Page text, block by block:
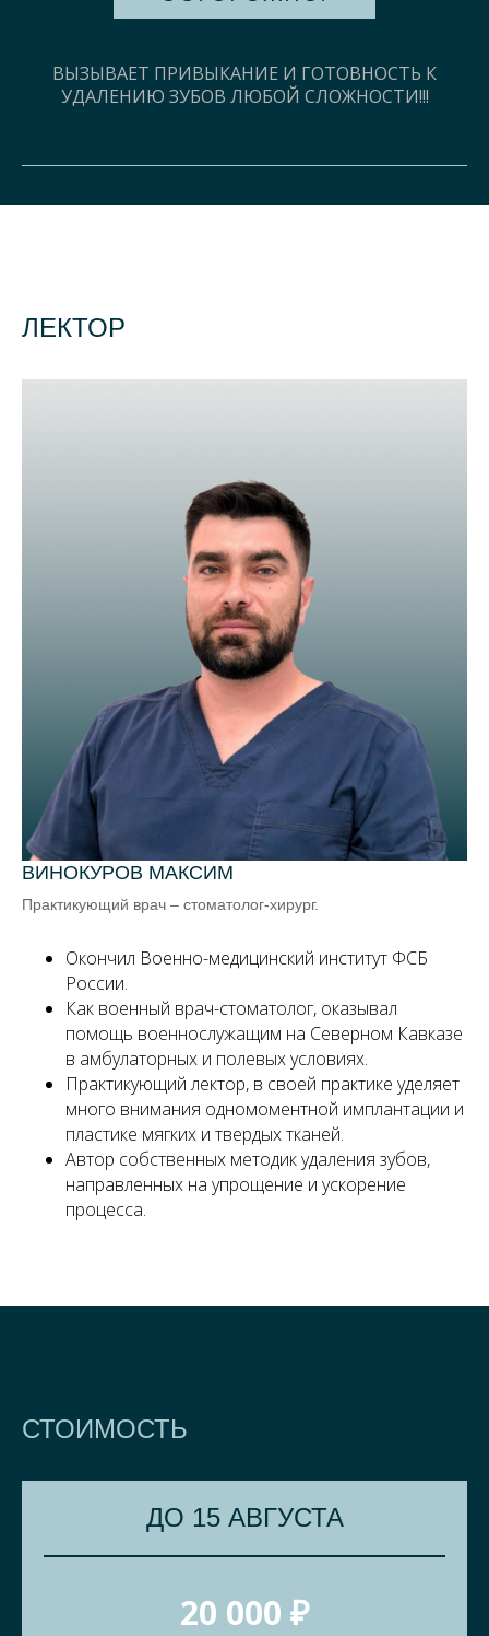
ВЫЗЫВАЕТ ПРИВЫКАНИЕ И ГОТОВНОСТЬ К
УДАЛЕНИЮ ЗУБОВ ЛЮБОЙ СЛОЖНОСТИ!!!
ЛЕКТОР
ВИНОКУРОВ МАКСИМ
Практикующий врач – стоматолог-хирург.
Окончил Военно-медицинский институт ФСБ
России.
Как военный врач-стоматолог, оказывал
помощь военнослужащим на Северном Кавказе
в амбулаторных и полевых условиях.
Практикующий лектор, в своей практике уделяет
много внимания одномоментной имплантации и
пластике мягких и твердых тканей.
Автор собственных методик удаления зубов,
направленных на упрощение и ускорение
процесса.
СТОИМОСТЬ
ДО 15 АВГУСТА
20 000 ₽